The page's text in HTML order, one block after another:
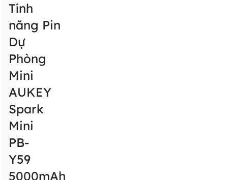
Tính
năng Pin
Dự
Phòng
Mini
AUKEY
Spark
Mini
PB-
Y59
5000mAh